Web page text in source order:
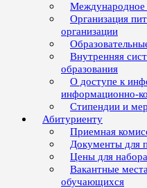
Международное
Организация
организации
Внутренняя
образования
О доступе к
информационно-
Стипендии и
Абитуриенту
Приемная
Документы для
Цены для
Вакантные
обучающихся